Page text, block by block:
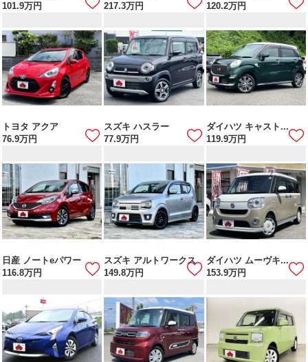
101.9万円
217.3万円
120.2万円
トヨタ アクア
76.9万円
スズキ ハスラー
77.9万円
ダイハツ キャスト...
119.9万円
日産 ノートeパワー
116.8万円
スズキ アルトワークス
149.8万円
ダイハツ ムーヴキ...
153.9万円